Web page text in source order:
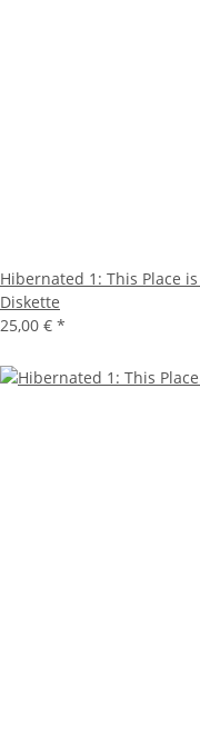
Hibernated 1: This Place
Diskette
25,00 € *